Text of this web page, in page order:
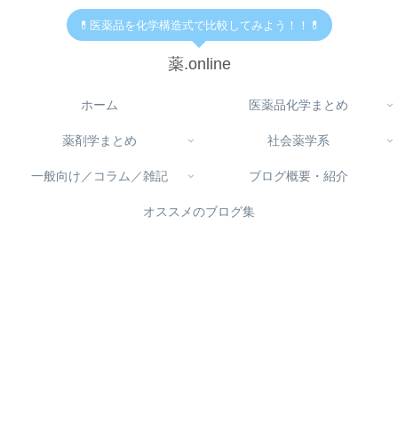
💊医薬品を化学構造式で比較してみよう！！💊
薬.online
ホーム 医薬品化学まとめ
薬剤学まとめ 社会薬学系
一般向け／コラム／雑記 ブログ概要・紹介
オススメのブログ集